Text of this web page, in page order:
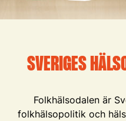
SVERIGES
Folkhälsodalen är
folkhälsopolitik och